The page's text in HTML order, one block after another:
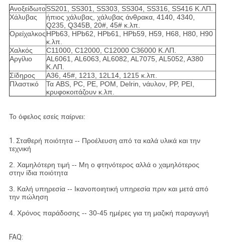
ΑνοξείδωτοSS201, SS301, SS303, SS304, SS316, SS416 Κ.ΛΠ.
Χάλυβας
ήπιος χάλυβας, χάλυβας άνθρακα, 4140, 4340,
Q235, Q345B, 20#, 45# κ.λπ.
ΟρείχαλκοςHPb63, HPb62, HPb61, HPb59, H59, H68, H80, H90
κ.λπ.
Χαλκός
C11000, C12000, C12000 C36000 Κ.ΛΠ.
Αργίλιο
AL6061, AL6063, AL6082, AL7075, AL5052, A380
Κ.ΛΠ.
Σίδηρος
A36, 45#, 1213, 12L14, 1215 κ.λπ.
Πλαστικό
Τα ABS, PC, PE, POM, Delrin, νάυλον, PP, PEI,
κρυφοκοιτάζουν κ.λπ.
Το όφελος εσείς παίρνει:
1. Σταθερή ποιότητα -- Προέλευση από τα καλά υλικά και την
τεχνική
2. Χαμηλότερη τιμή -- Μη ο φτηνότερος αλλά ο χαμηλότερος
στην ίδια ποιότητα
3. Καλή υπηρεσία -- Ικανοποιητική υπηρεσία πριν και μετά από
την πώληση
4. Χρόνος παράδοσης -- 30-45 ημέρες για τη μαζική παραγωγή
FAQ: